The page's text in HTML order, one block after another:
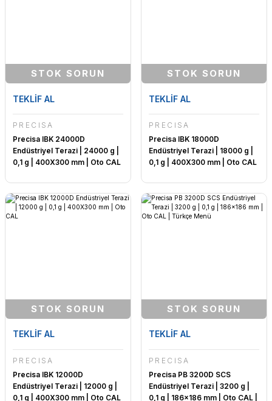
STOK SORUN
TEKLİF AL
PRECİSA
Precisa IBK 24000D
Endüstriyel Terazi | 24000 g |
0,1 g | 400X300 mm | Oto CAL
STOK SORUN
TEKLİF AL
PRECİSA
Precisa IBK 18000D
Endüstriyel Terazi | 18000 g |
0,1 g | 400X300 mm | Oto CAL
STOK SORUN
TEKLİF AL
PRECİSA
Precisa IBK 12000D
Endüstriyel Terazi | 12000 g |
0,1 g | 400X300 mm | Oto CAL
STOK SORUN
TEKLİF AL
PRECİSA
Precisa PB 3200D SCS
Endüstriyel Terazi | 3200 g |
0,1 g | 186x186 mm | Oto CAL |